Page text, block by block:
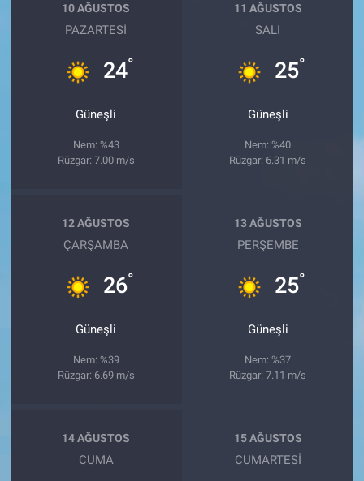
10 AĞUSTOS
PAZARTESI
24°
Güneşli
Nem: %43
Rüzgar: 7.00 m/s
11 AĞUSTOS
SALI
25°
Güneşli
Nem: %40
Rüzgar: 6.31 m/s
12 AĞUSTOS
ÇARŞAMBA
26°
Güneşli
Nem: %39
Rüzgar: 6.69 m/s
13 AĞUSTOS
PERŞEMBE
25°
Güneşli
Nem: %37
Rüzgar: 7.11 m/s
14 AĞUSTOS
CUMA
15 AĞUSTOS
CUMARTESI